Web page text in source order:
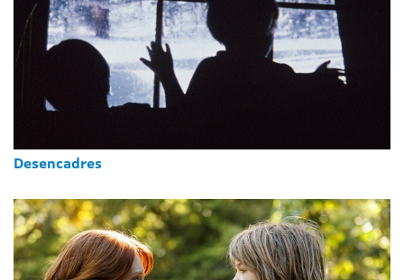
Desencadres